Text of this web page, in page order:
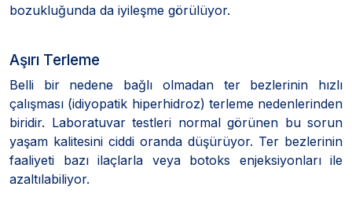
bozukluğunda da iyileşme görülüyor.
Aşırı Terleme
Belli bir nedene bağlı olmadan ter bezlerinin hızlı
çalışması (idiyopatik hiperhidroz) terleme nedenlerinden
biridir. Laboratuvar testleri normal görünen bu sorun
yaşam kalitesini ciddi oranda düşürüyor. Ter bezlerinin
faaliyeti bazı ilaçlarla veya botoks enjeksiyonları ile
azaltılabiliyor.